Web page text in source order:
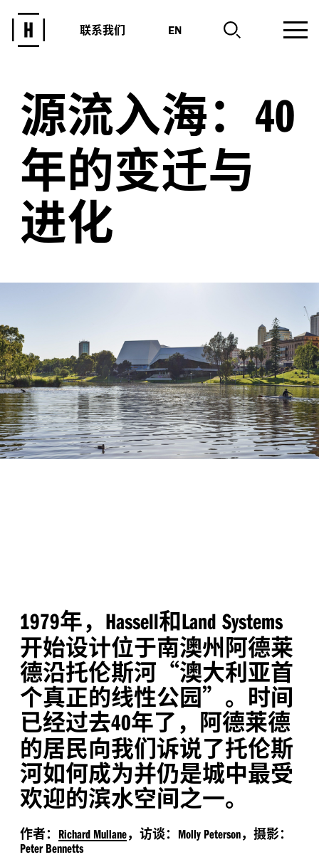
联系我们 EN
源流入海： 40
年的变迁与
进化
1979年， Hassell和Land Systems
开始设计位于南澳州阿德莱
德沿托伦斯河“澳大利亚首
个真正的线性公园”。时间
已经过去40年了，阿德莱德
的居民向我们诉说了托伦斯
河如何成为并仍是城中最受
欢迎的滨水空间之一。
作者： Richard Mullane，访谈： Molly Peterson，摄影：
Peter Bennetts